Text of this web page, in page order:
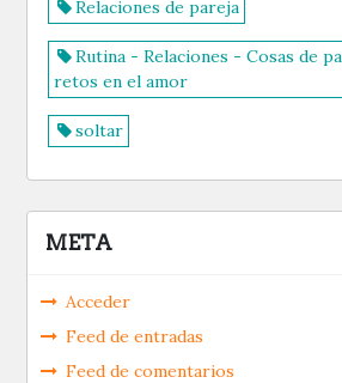
Relaciones de pareja
Rutina - Relaciones - Cosas de
retos en el amor
soltar
META
Acceder
Feed de entradas
Feed de comentarios